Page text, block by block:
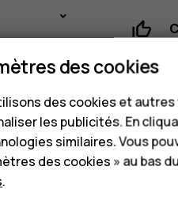
et
des cookies
des cookies et
les publicités. En
similaires. Vous
des cookies » au bas
.